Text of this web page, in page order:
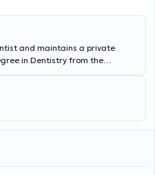
and maintains a private
in Dentistry from the
at Columbia University in New
Association of
extensive experience and